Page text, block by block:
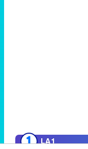
ANTENA 3